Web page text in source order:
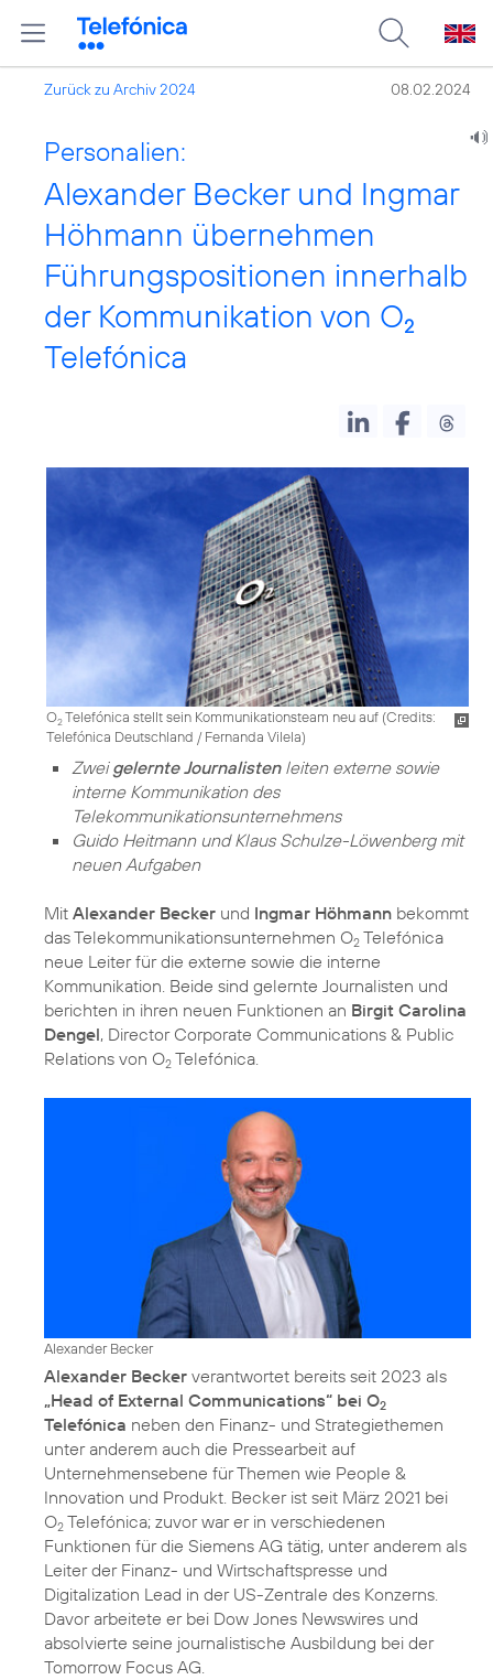
Zurück zu Archiv 2024 08.02.2024
Personalien:
Alexander Becker und Ingmar
Höhmann übernehmen
Führungspositionen innerhalb
der Kommunikation von O2
Telefónica
O2Telefónica stellt sein Kommunikationsteam neu auf (Credits:
Telefónica Deutschland / Fernanda Vilela)
Zweigelernte Journalistenleiten externe sowie
interne Kommunikation des
Telekommunikationsunternehmens
Guido Heitmann und Klaus Schulze-Löwenberg mit
neuen Aufgaben
Mit Alexander Becker und Ingmar Höhmann bekommt
das Telekommunikationsunternehmen O2 Telefónica
neue Leiter für die externe sowie die interne
Kommunikation. Beide sind gelernte Journalisten und
berichten in ihren neuen Funktionen an Birgit Carolina
Dengel, Director Corporate Communications & Public
Relations von O2 Telefónica.
Alexander Becker
Alexander Becker verantwortet bereits seit 2023 als
„Head of External Communications“ bei O2
Telefónica neben den Finanz- und Strategiethemen
unter anderem auch die Pressearbeit auf
Unternehmensebene für Themen wie People &
Innovation und Produkt. Becker ist seit März 2021 bei
O2 Telefónica; zuvor war er in verschiedenen
Funktionen für die Siemens AG tätig, unter anderem als
Leiter der Finanz- und Wirtschaftspresse und
Digitalization Lead in der US-Zentrale des Konzerns.
Davor arbeitete er bei Dow Jones Newswires und
absolvierte seine journalistische Ausbildung bei der
Tomorrow Focus AG.